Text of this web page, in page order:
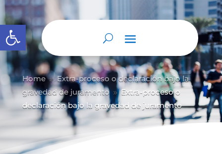
Abrir barra de herramientas
Home 9 Extra-proceso o declaración bajo la
gravedad de juramento 9 Extra-proceso o
declaración bajo la gravedad de juramento